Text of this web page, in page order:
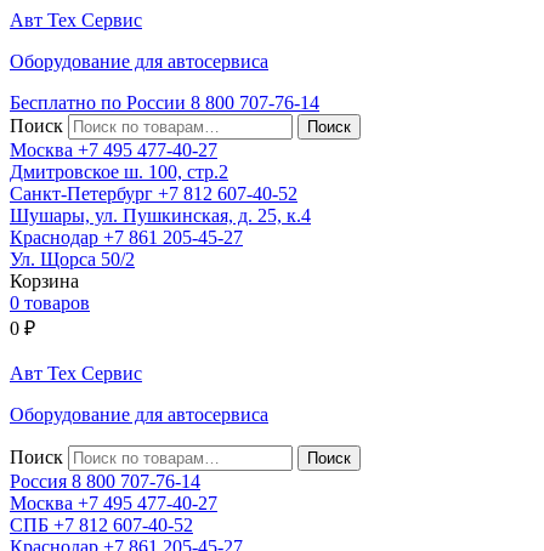
Авт Тех Сервис
Оборудование для автосервиса
Бесплатно по России 8 800 707-76-14
Поиск
Москва +7 495 477-40-27
Дмитровское ш. 100, стр.2
Санкт-Петербург +7 812 607-40-52
Шушары, ул. Пушкинская, д. 25, к.4
Краснодар +7 861 205-45-27
Ул. Щорса 50/2
Корзина
0 товаров
0 ₽
Авт Тех Сервис
Оборудование для автосервиса
Поиск
Россия 8 800 707-76-14
Москва +7 495 477-40-27
СПБ +7 812 607-40-52
Краснодар +7 861 205-45-27